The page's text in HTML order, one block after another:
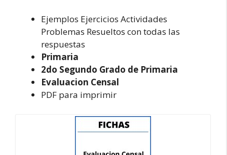
Ejemplos Ejercicios Actividades
Problemas Resueltos con todas las
respuestas
Primaria
2do Segundo Grado de Primaria
Evaluacion Censal
PDF para imprimir